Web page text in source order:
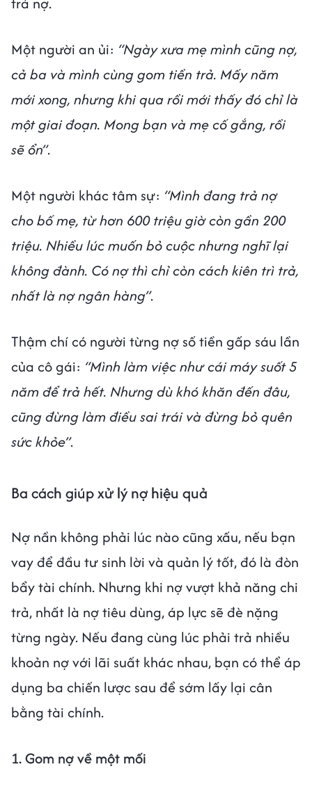
Một người an ủi: “Ngày xưa mẹ mình cũng nợ,
cả ba và mình cùng gom tiền trả. Mấy năm
mới xong, nhưng khi qua rồi mới thấy đó chỉ là
một giai đoạn. Mong bạn và mẹ cố gắng, rồi
sẽ ổn”.
Một người khác tâm sự: “Mình đang trả nợ
cho bố mẹ, từ hơn 600 triệu giờ còn gần 200
triệu. Nhiều lúc muốn bỏ cuộc nhưng nghĩ lại
không đành. Có nợ thì chỉ còn cách kiên trì trả,
nhất là nợ ngân hàng”.
Thậm chí có người từng nợ số tiền gấp sáu lần
của cô gái: “Mình làm việc như cái máy suốt 5
năm để trả hết. Nhưng dù khó khăn đến đâu,
cũng đừng làm điều sai trái và đừng bỏ quên
sức khỏe”.
Ba cách giúp xử lý nợ hiệu quả
Nợ nần không phải lúc nào cũng xấu, nếu bạn
vay để đầu tư sinh lời và quản lý tốt, đó là đòn
bẩy tài chính. Nhưng khi nợ vượt khả năng chi
trả, nhất là nợ tiêu dùng, áp lực sẽ đè nặng
từng ngày. Nếu đang cùng lúc phải trả nhiều
khoản nợ với lãi suất khác nhau, bạn có thể áp
dụng ba chiến lược sau để sớm lấy lại cân
bằng tài chính.
1. Gom nợ về một mối